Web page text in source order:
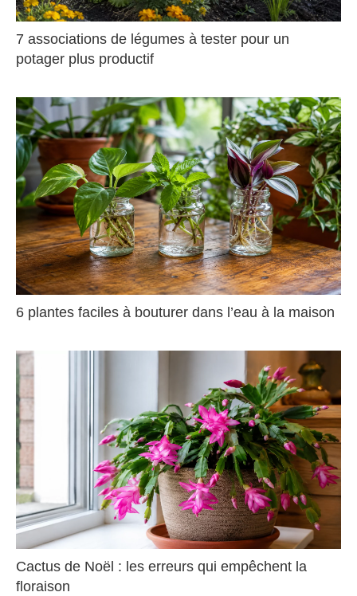
7 associations de légumes à tester pour un
potager plus productif
6 plantes faciles à bouturer dans l’eau à la maison
Cactus de Noël : les erreurs qui empêchent la
floraison